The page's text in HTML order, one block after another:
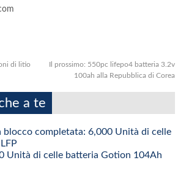
di litio
Il prossimo: 550pc lifepo4 batteria 3.2v
100ah alla Repubblica di Corea
a te
blocco completata: 6,000 Unità di celle
Unità di celle batteria Gotion 104Ah